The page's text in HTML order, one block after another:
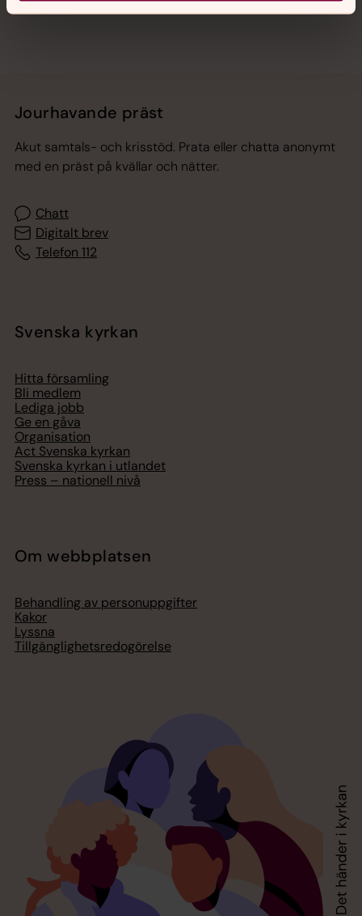
Jourhavande präst
Akut samtals- och krisstöd. Prata eller chatta anonymt
med en präst på kvällar och nätter.
Chatt
Digitalt brev
Telefon 112
Svenska kyrkan
Hitta församling
Bli medlem
Lediga jobb
Ge en gåva
Organisation
Act Svenska kyrkan
Svenska kyrkan i utlandet
Press – nationell nivå
Om webbplatsen
Behandling av personuppgifter
Kakor
Lyssna
Tillgänglighetsredogörelse